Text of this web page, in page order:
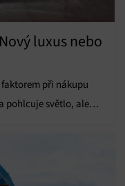
zdrojů
a
sdělování
Vždy aktivní
luxus nebo
při nákupu
pohlcuje světlo, ale